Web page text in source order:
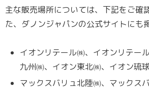
主な販売場所については、下記をご確
た、ダノンジャパンの公式サイトにも
イオンリテール㈱、イオンリテー
九州㈱、イオン東北㈱、イオン琉
マックスバリュ北陸㈱、マックス